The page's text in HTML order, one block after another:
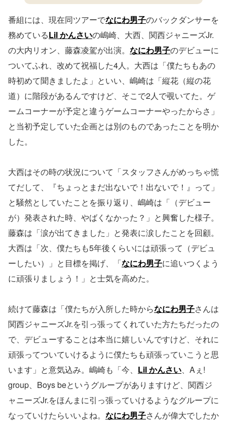
番組には、現在同ツアーでなにわ男子のバックダンサーを
務めているLil かんさいの嶋崎、大西、関西ジャニーズJr.
の大内リオン、藤森凌駕が出演。 なにわ男子のデビューに
ついてふれ、改めて祝福した4人。大西は「僕たちもあの
時初めて聞きましたよ」といい、嶋崎は「縦花（縦の花
道）に階段があるんですけど、そこで2人で覗いてた。ゲ
ームコーナーが予定と違うゲームコーナーやったからさ」
と当初予定していた企画とは別のものであったことを明か
した。
大西はその時の状況について「スタッフさんがめっちゃ慌
てだして、『ちょっとまだ出ないで！出ないで！』って」
と騒然としていたことを振り返り、嶋崎は「（デビュー
が）発表された時、やばくなかった？」と興奮した様子。
藤森は「涙が出てきました」と発表に涙したことを回顧。
大西は「次、僕たちも5年後くらいには頑張って（デビュ
ーしたい）」と目標を掲げ、「なにわ男子に追いつくよう
に頑張りましょう！」と士気を高めた。
続けて藤森は「僕たちが入所した時からなにわ男子さんは
関西ジャニーズJr.を引っ張ってくれていた方たちだったの
で、デビューすることは本当に嬉しいんですけど、それに
頑張ってついていけるように僕たちも頑張っていこうと思
います」と意気込み。嶋崎も「今、 Lil かんさい、Aぇ!
group、Boys beというグループがありますけど、関西ジ
ャニーズJr.をほんまに引っ張っていけるようなグループに
なっていけたらいいよね。 なにわ男子さんが偉大でしたか